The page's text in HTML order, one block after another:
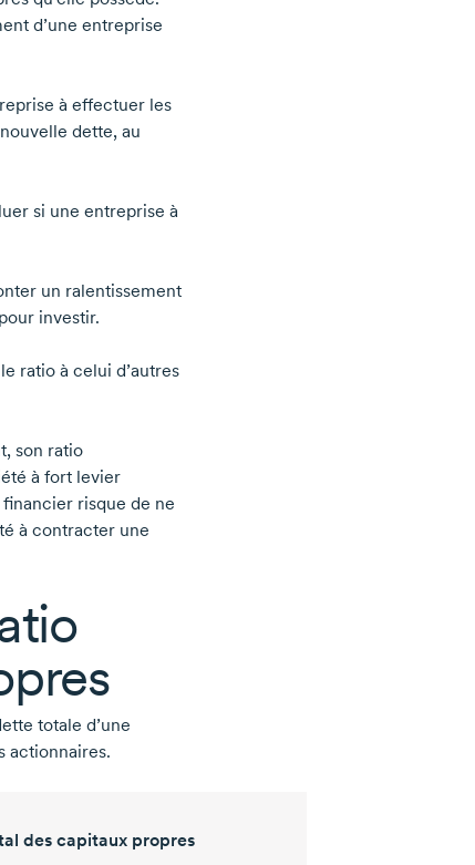
d’une entreprise
à effectuer les
dette, au
si une entreprise à
un ralentissement
investir.
ratio à celui d’autres
son ratio
à fort levier
risque de ne
à contracter une
totale d’une
actionnaires.
des capitaux propres